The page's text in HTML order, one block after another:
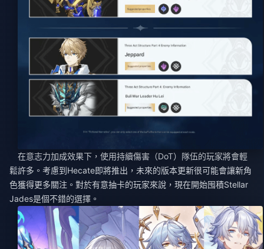
在意志力加成效果下，使用持續傷害（DoT）隊伍的玩家將會輕
鬆許多。考慮到Hecate即將推出，未來的版本更新很可能會讓新角
色獲得更多關注。對於有意抽卡的玩家來說，現在開始囤積Stellar
Jades是個不錯的選擇。